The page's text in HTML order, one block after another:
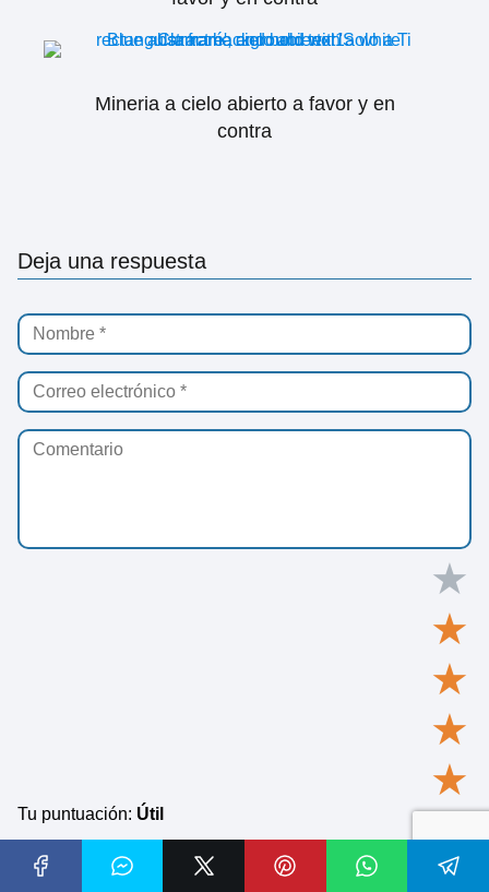
Mineria a cielo abierto a favor y en
contra
Deja una respuesta
★
★
★
★
★
Tu puntuación: Útil